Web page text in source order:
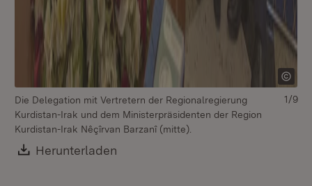
Die Delegation mit Vertretern der Regionalregierung
Kurdistan-Irak und dem Ministerpräsidenten der Region
Kurdistan-Irak Nêçîrvan Barzanî (mitte).
Download:
Herunterladen
1/9